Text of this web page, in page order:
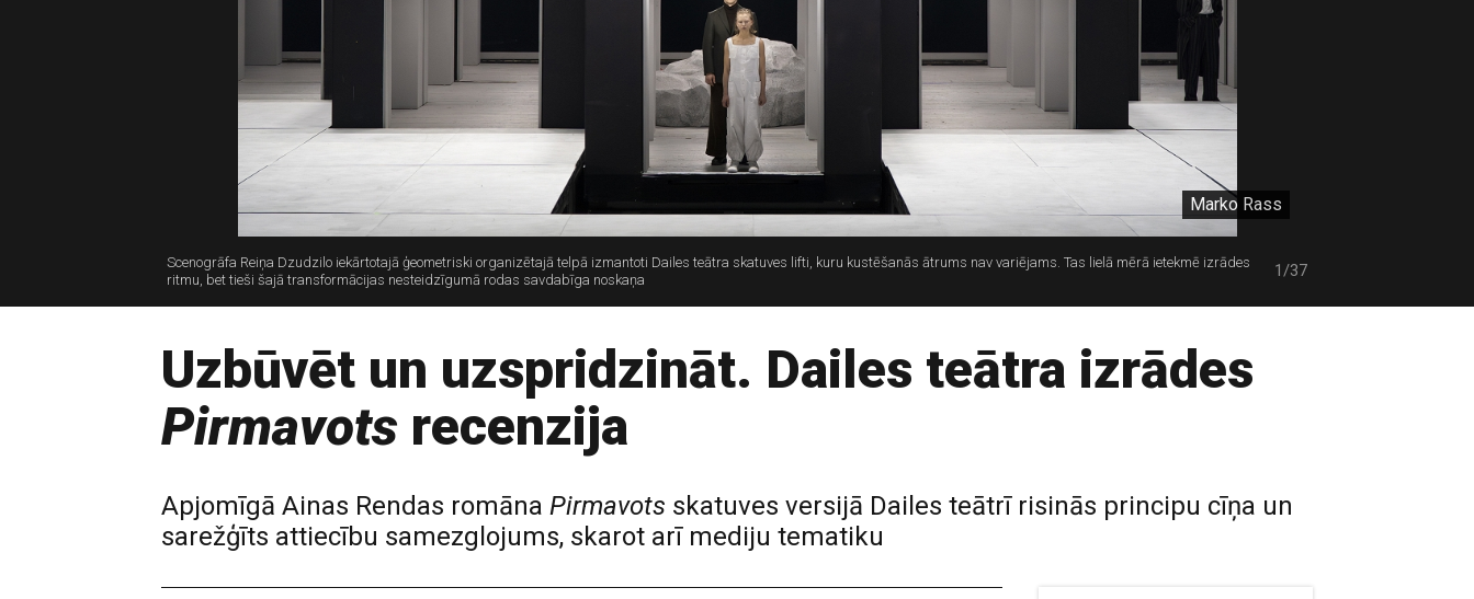
Marko Rass
Scenogrāfa Reiņa Dzudzilo iekārtotajā ģeometriski organizētajā telpā izmantoti Dailes teātra skatuves lifti, kuru kustēšanās ātrums nav variējams. Tas lielā mērā ietekmē izrādes
ritmu, bet tieši šajā transformācijas nesteidzīgumā rodas savdabīga noskaņa
1/37
Uzbūvēt un uzspridzināt. Dailes teātra izrādes
Pirmavots recenzija
Apjomīgā Ainas Rendas romāna Pirmavots skatuves versijā Dailes teātrī risinās principu cīņa un
sarežģīts attiecību samezglojums, skarot arī mediju tematiku